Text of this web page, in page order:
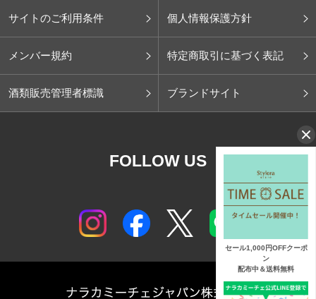
サイトのご利用条件 個人情報保護方針
メンバー規約 特定商取引に基づく表記
酒類販売管理者標識 ブランドサイト
FOLLOW US
セール1,000円OFFクーポ
ン
配布中＆送料無料